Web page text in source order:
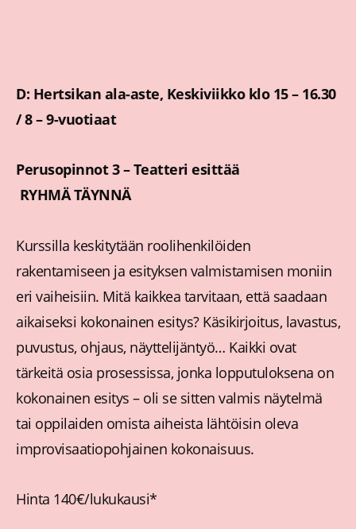
D: Hertsikan ala-aste, Keskiviikko klo 15 – 16.30
/ 8 – 9-vuotiaat
Perusopinnot 3 – Teatteri esittää
RYHMÄ TÄYNNÄ
Kurssilla keskitytään roolihenkilöiden
rakentamiseen ja esityksen valmistamisen moniin
eri vaiheisiin. Mitä kaikkea tarvitaan, että saadaan
aikaiseksi kokonainen esitys? Käsikirjoitus, lavastus,
puvustus, ohjaus, näyttelijäntyö… Kaikki ovat
tärkeitä osia prosessissa, jonka lopputuloksena on
kokonainen esitys – oli se sitten valmis näytelmä
tai oppilaiden omista aiheista lähtöisin oleva
improvisaatiopohjainen kokonaisuus.
Hinta 140€/lukukausi*